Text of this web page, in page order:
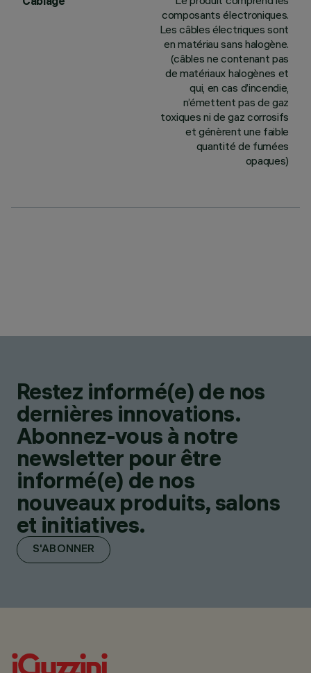
composants électroniques.
Les câbles électriques sont
en matériau sans halogène.
(câbles ne contenant pas
de matériaux halogènes et
qui, en cas d’incendie,
n’émettent pas de gaz
toxiques ni de gaz corrosifs
et génèrent une faible
quantité de fumées
opaques)
Restez informé(e) de nos
dernières innovations.
Abonnez-vous à notre
newsletter pour être
informé(e) de nos
nouveaux produits, salons
et initiatives.
S'ABONNER